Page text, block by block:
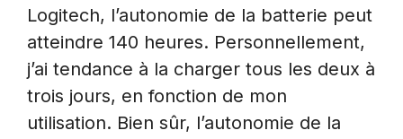
Logitech, l’autonomie de la batterie peut
atteindre 140 heures. Personnellement,
j’ai tendance à la charger tous les deux à
trois jours, en fonction de mon
utilisation. Bien sûr, l’autonomie de la